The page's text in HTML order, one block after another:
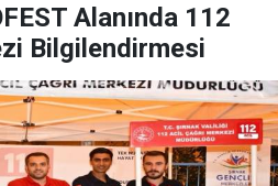
Alanında 112
Bilgilendirmesi